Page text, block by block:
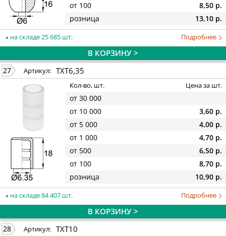
от 100
8,50 р.
розница
13,10 р.
на складе 25 685 шт. Подробнее
В КОРЗИНУ >
27 Артикул: TXT6,35
Кол-во, шт. Цена за шт.
от 30 000
от 10 000
3,60 р.
от 5 000
4,00 р.
от 1 000
4,70 р.
от 500
6,50 р.
от 100
8,70 р.
розница
10,90 р.
на складе 84 407 шт. Подробнее
В КОРЗИНУ >
28 Артикул: TXT10